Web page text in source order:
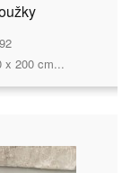
x 200 cm...